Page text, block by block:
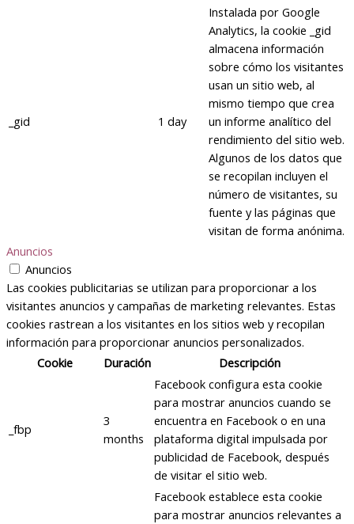
_gid 1 day
Instalada por Google
Analytics, la cookie _gid
almacena información
sobre cómo los visitantes
usan un sitio web, al
mismo tiempo que crea
un informe analítico del
rendimiento del sitio web.
Algunos de los datos que
se recopilan incluyen el
número de visitantes, su
fuente y las páginas que
visitan de forma anónima.
Anuncios
Anuncios
Las cookies publicitarias se utilizan para proporcionar a los
visitantes anuncios y campañas de marketing relevantes. Estas
cookies rastrean a los visitantes en los sitios web y recopilan
información para proporcionar anuncios personalizados.
Cookie
Duración Descripción
_fbp
3
months
Facebook configura esta cookie
para mostrar anuncios cuando se
encuentra en Facebook o en una
plataforma digital impulsada por
publicidad de Facebook, después
de visitar el sitio web.
Facebook establece esta cookie
para mostrar anuncios relevantes a